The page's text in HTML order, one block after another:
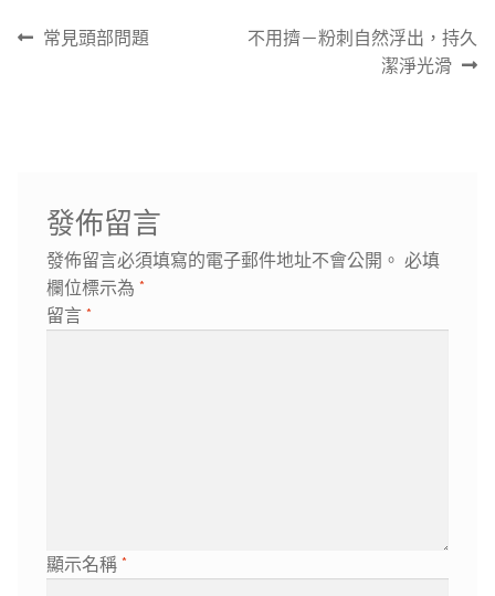
文 上
常見頭部問題
下
不用擠－粉刺自然浮出，持久
潔淨光滑
發佈留言
發佈留言必須填寫的電子郵件地址不會公開。 必填
欄位標示為 *
留言 *
顯示名稱 *